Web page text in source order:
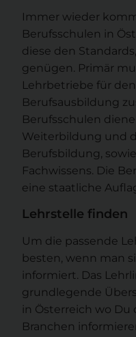
Immer wieder
Berufsschulen in
diese den
genügen. Primär
Lehrbetriebe für
Berufsausbildung
Berufsschulen
Weiterbildung und
Berufsbildung,
Fachwissens. Die
eine staatliche
Lehrstelle finden
Um die passende
besten, wenn man
informiert. Das
grundlegende
in Österreich wo
Branchen